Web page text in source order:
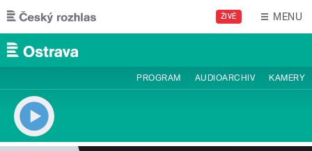
Přejít k hlavnímu obsahu
ŽIVĚ MENU
PROGRAM AUDIOARCHIV KAMERY